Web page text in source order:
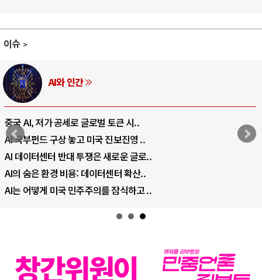
이슈
AI와 인간
중국 AI, 저가 공세로 글로벌 토큰 시..
AI 국부펀드 구상 놓고 미국 진보진영 ..
AI 데이터센터 반대 투쟁은 새로운 글로..
AI의 숨은 환경 비용: 데이터센터 확산..
AI는 어떻게 미국 민주주의를 잠식하고 ..